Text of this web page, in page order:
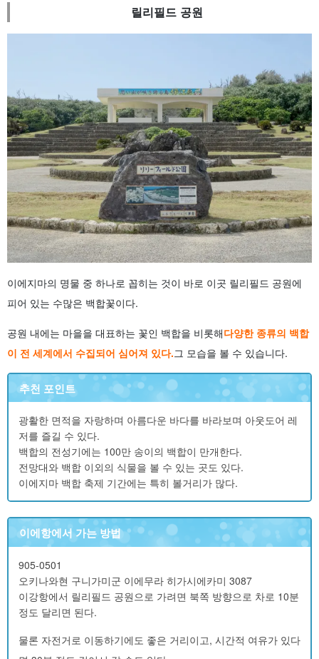
릴리필드 공원
이에지마의 명물 중 하나로 꼽히는 것이 바로 이곳 릴리필드 공원에
피어 있는 수많은 백합꽃이다.
공원 내에는 마을을 대표하는 꽃인 백합을 비롯해다양한 종류의 백합
이 전 세계에서 수집되어 심어져 있다.그 모습을 볼 수 있습니다.
추천 포인트
광활한 면적을 자랑하며 아름다운 바다를 바라보며 아웃도어 레
저를 즐길 수 있다.
백합의 전성기에는 100만 송이의 백합이 만개한다.
전망대와 백합 이외의 식물을 볼 수 있는 곳도 있다.
이에지마 백합 축제 기간에는 특히 볼거리가 많다.
이에항에서 가는 방법
905-0501
오키나와현 구니가미군 이에무라 히가시에카미 3087
이강항에서 릴리필드 공원으로 가려면 북쪽 방향으로 차로 10분
정도 달리면 된다.
물론 자전거로 이동하기에도 좋은 거리이고, 시간적 여유가 있다